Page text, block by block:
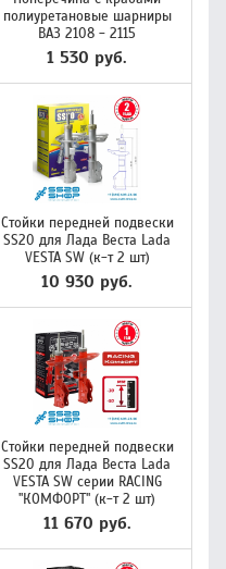
полиуретановые шарниры
ВАЗ 2108 - 2115
1 530 руб.
Стойки передней подвески
SS20 для Лада Веста Lada
VESTA SW (к-т 2 шт)
10 930 руб.
Стойки передней подвески
SS20 для Лада Веста Lada
VESTA SW серии RACING
"КОМФОРТ" (к-т 2 шт)
11 670 руб.